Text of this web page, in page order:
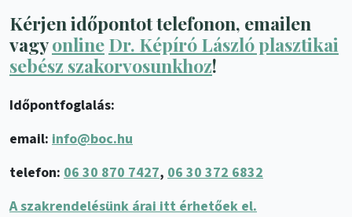
Kérjen időpontot telefonon, emailen
vagyonlineDr. Képíró László plasztikai
sebész szakorvosunkhoz!
Időpontfoglalás:
email: info@boc.hu
telefon: 06 30 870 7427, 06 30 372 6832
A szakrendelésünk árai itt érhetőek el.